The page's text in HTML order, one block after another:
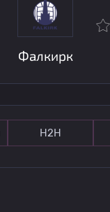
Фалкирк
Н2Н